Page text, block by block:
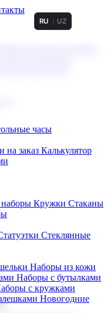
RU UZ
часы
на заказ Калькулятор
Кружки Стаканы
Стеклянные
Наборы из кожи
Наборы с бутылками
с кружками
Новогодние